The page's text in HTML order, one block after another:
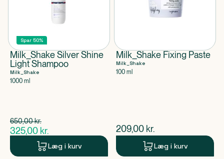
Spar 50%
Milk_Shake Silver Shine
Light Shampoo
Milk_Shake
1000 ml
$gammel pris
650,00kr.
Spar 325,00 kr.
$nuværende pris
325,00 kr.
Læg i kurv
Milk_Shake Fixing Paste
Milk_Shake
100 ml
$nuværende pris
209,00 kr.
Læg i kurv